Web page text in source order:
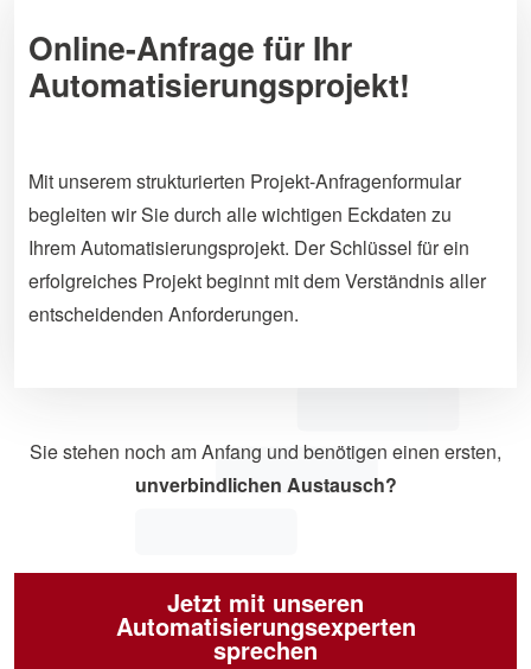
Online-Anfrage für Ihr
Automatisierungsprojekt!
Mit unserem strukturierten Projekt-Anfragenformular
begleiten wir Sie durch alle wichtigen Eckdaten zu
Ihrem Automatisierungsprojekt. Der Schlüssel für ein
erfolgreiches Projekt beginnt mit dem Verständnis aller
entscheidenden Anforderungen.
Sie stehen noch am Anfang und benötigen einen ersten,
unverbindlichen Austausch?
Jetzt mit unseren
Automatisierungsexperten
sprechen